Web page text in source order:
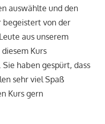
auswählte und den
begeistert von der
aus unserem
Kurs
haben gespürt, dass
sehr viel Spaß
Kurs gern